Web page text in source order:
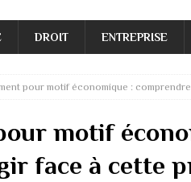
DROIT ENTREPRISE
pour motif économique :
motif
face à cette